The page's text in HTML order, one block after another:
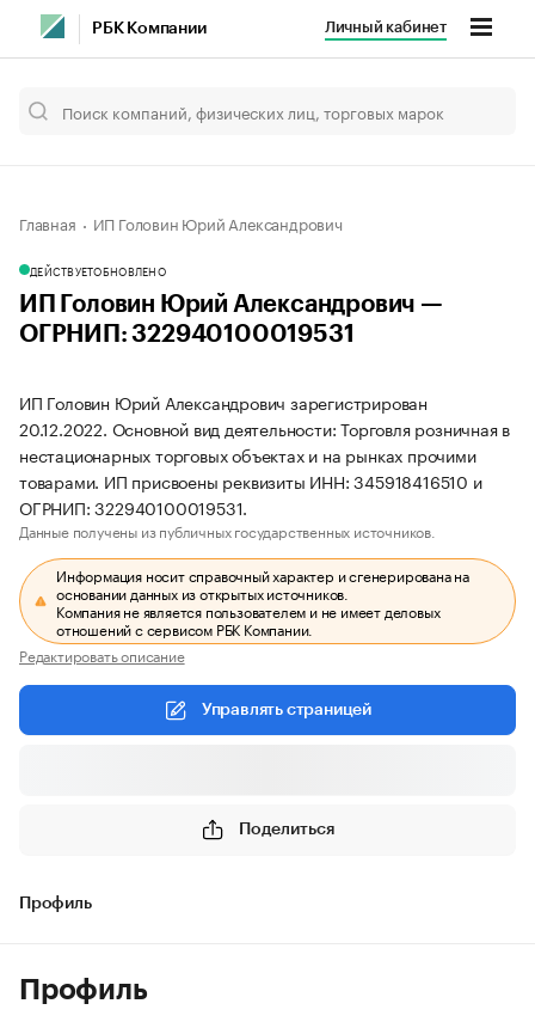
РБК Компании Личный кабинет
Главная ИП Головин Юрий Александрович
ДЕЙСТВУЕТОБНОВЛЕНО
ИП Головин Юрий Александрович —
ОГРНИП: 322940100019531
ИП Головин Юрий Александрович зарегистрирован
20.12.2022. Основной вид деятельности: Торговля розничная в
нестационарных торговых объектах и на рынках прочими
товарами. ИП присвоены реквизиты ИНН: 345918416510 и
ОГРНИП: 322940100019531.
Данные получены из публичных государственных источников.
Информация носит справочный характер и сгенерирована на
основании данных из открытых источников.
Компания не является пользователем и не имеет деловых
отношений с сервисом РБК Компании.
Редактировать описание
Управлять страницей
Поделиться
Профиль
Профиль